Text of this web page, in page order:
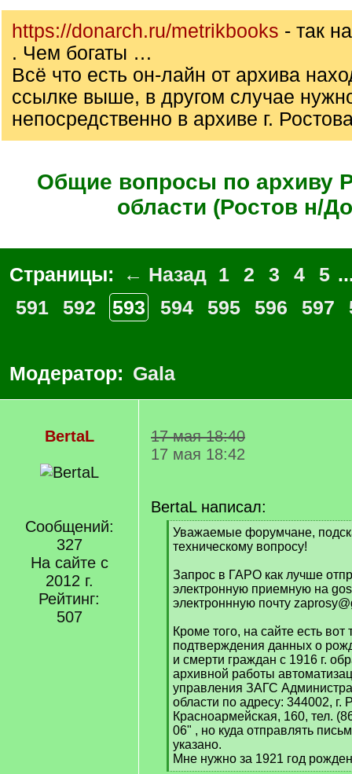
https://donarch.ru/metrikbooks - так
. Чем богаты …
Всё что есть он-лайн от архива
ссылке выше, в другом случае
непосредственно в архиве г.
Общие вопросы по архиву
области (Ростов н/
Страницы: ← Назад 1 2 3 4 5
591
592 593 594 595 596 597
Модератор: Gala
BertaL
Сообщений:
327
На сайте с
2012 г.
Рейтинг:
507
17 мая 18:40
17 мая 18:42
BertaL написал:
[
q
Уважаемые форумчане,
техническому вопросу!
Запрос в ГАРО как лучше
электронную приемную на
электроннную почту
Кроме того, на сайте есть вот
подтверждения данных о
и смерти граждан с 1916 г.
архивной работы
управления ЗАГС
области по адресу: 344002, г.
Красноармейская, 160, тел.
06" , но куда отправлять
указано.
Мне нужно за 1921 год